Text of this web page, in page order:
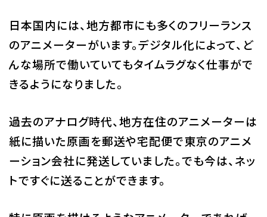
日本国内には、地方都市にも多くのフリーランス
のアニメーターがいます。デジタル化によって、ど
んな場所で働いていてもタイムラグなく仕事がで
きるようになりました。
過去のアナログ時代、地方在住のアニメーターは
紙に描いた原画を郵送や宅配便で東京のアニメ
ーション会社に発送していました。でも今は、ネッ
トですぐに送ることができます。